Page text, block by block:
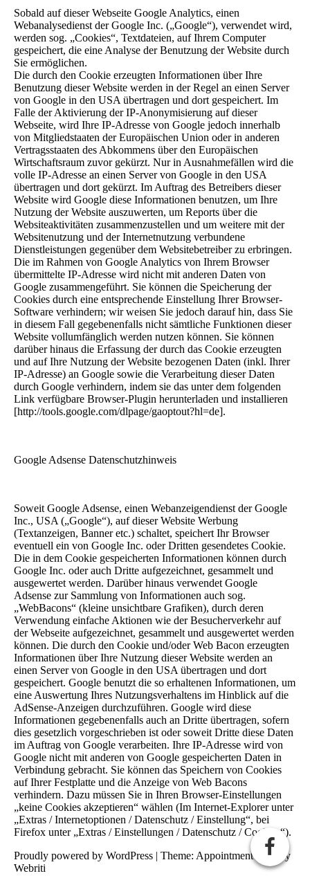
Sobald auf dieser Webseite Google Analytics, einen
Webanalysedienst der Google Inc. („Google“), verwendet wird,
werden sog. „Cookies“, Textdateien, auf Ihrem Computer
gespeichert, die eine Analyse der Benutzung der Website durch
Sie ermöglichen.
Die durch den Cookie erzeugten Informationen über Ihre
Benutzung dieser Website werden in der Regel an einen Server
von Google in den USA übertragen und dort gespeichert. Im
Falle der Aktivierung der IP-Anonymisierung auf dieser
Webseite, wird Ihre IP-Adresse von Google jedoch innerhalb
von Mitgliedstaaten der Europäischen Union oder in anderen
Vertragsstaaten des Abkommens über den Europäischen
Wirtschaftsraum zuvor gekürzt. Nur in Ausnahmefällen wird die
volle IP-Adresse an einen Server von Google in den USA
übertragen und dort gekürzt. Im Auftrag des Betreibers dieser
Website wird Google diese Informationen benutzen, um Ihre
Nutzung der Website auszuwerten, um Reports über die
Websiteaktivitäten zusammenzustellen und um weitere mit der
Websitenutzung und der Internetnutzung verbundene
Dienstleistungen gegenüber dem Websitebetreiber zu erbringen.
Die im Rahmen von Google Analytics von Ihrem Browser
übermittelte IP-Adresse wird nicht mit anderen Daten von
Google zusammengeführt. Sie können die Speicherung der
Cookies durch eine entsprechende Einstellung Ihrer Browser-
Software verhindern; wir weisen Sie jedoch darauf hin, dass Sie
in diesem Fall gegebenenfalls nicht sämtliche Funktionen dieser
Website vollumfänglich werden nutzen können. Sie können
darüber hinaus die Erfassung der durch das Cookie erzeugten
und auf Ihre Nutzung der Website bezogenen Daten (inkl. Ihrer
IP-Adresse) an Google sowie die Verarbeitung dieser Daten
durch Google verhindern, indem sie das unter dem folgenden
Link verfügbare Browser-Plugin herunterladen und installieren
[http://tools.google.com/dlpage/gaoptout?hl=de].
Google Adsense Datenschutzhinweis
Soweit Google Adsense, einen Webanzeigendienst der Google
Inc., USA („Google“), auf dieser Website Werbung
(Textanzeigen, Banner etc.) schaltet, speichert Ihr Browser
eventuell ein von Google Inc. oder Dritten gesendetes Cookie.
Die in dem Cookie gespeicherten Informationen können durch
Google Inc. oder auch Dritte aufgezeichnet, gesammelt und
ausgewertet werden. Darüber hinaus verwendet Google
Adsense zur Sammlung von Informationen auch sog.
„WebBacons“ (kleine unsichtbare Grafiken), durch deren
Verwendung einfache Aktionen wie der Besucherverkehr auf
der Webseite aufgezeichnet, gesammelt und ausgewertet werden
können. Die durch den Cookie und/oder Web Bacon erzeugten
Informationen über Ihre Nutzung dieser Website werden an
einen Server von Google in den USA übertragen und dort
gespeichert. Google benutzt die so erhaltenen Informationen, um
eine Auswertung Ihres Nutzungsverhaltens im Hinblick auf die
AdSense-Anzeigen durchzuführen. Google wird diese
Informationen gegebenenfalls auch an Dritte übertragen, sofern
dies gesetzlich vorgeschrieben ist oder soweit Dritte diese Daten
im Auftrag von Google verarbeiten. Ihre IP-Adresse wird von
Google nicht mit anderen von Google gespeicherten Daten in
Verbindung gebracht. Sie können das Speichern von Cookies
auf Ihrer Festplatte und die Anzeige von Web Bacons
verhindern. Dazu müssen Sie in Ihren Browser-Einstellungen
„keine Cookies akzeptieren“ wählen (Im Internet-Explorer unter
„Extras / Internetoptionen / Datenschutz / Einstellung“, bei
Firefox unter „Extras / Einstellungen / Datenschutz / Cookies“).
Proudly powered by WordPress | Theme: Appointment Blue by
Webriti